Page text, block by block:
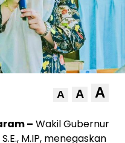
A A A
– Wakil Gubernur
M.IP, menegaskan